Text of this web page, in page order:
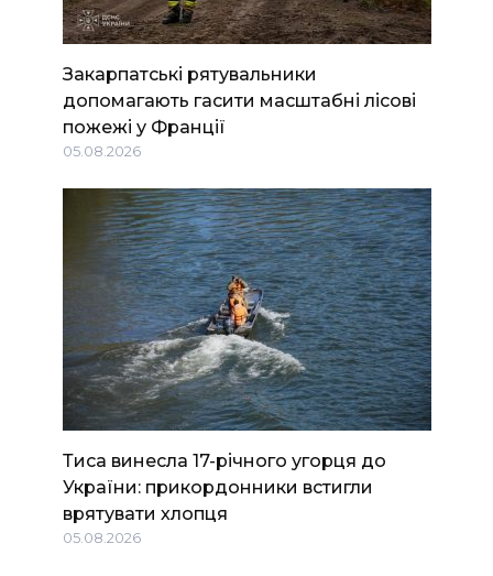
Закарпатські рятувальники
допомагають гасити масштабні лісові
пожежі у Франції
05.08.2026
Тиса винесла 17-річного угорця до
України: прикордонники встигли
врятувати хлопця
05.08.2026